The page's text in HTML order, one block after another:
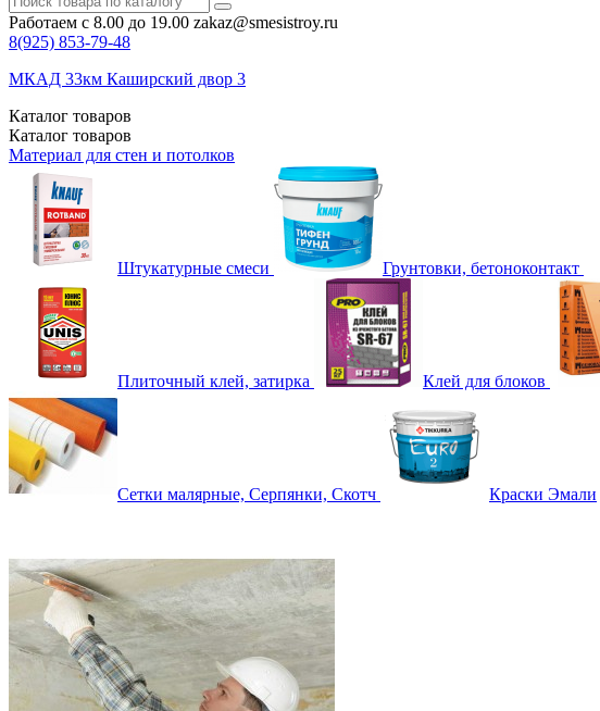
Работаем с 8.00 до 19.00 zakaz@smesistroy.ru
8(925) 853-79-48
МКАД 33км Каширский двор 3
Каталог товаров
Каталог товаров
Материал для стен и потолков
Штукатурные смеси Грунтовки, бетоноконтакт
Плиточный клей, затирка Клей для блоков
Сетки малярные, Серпянки, Скотч Краски Эмали